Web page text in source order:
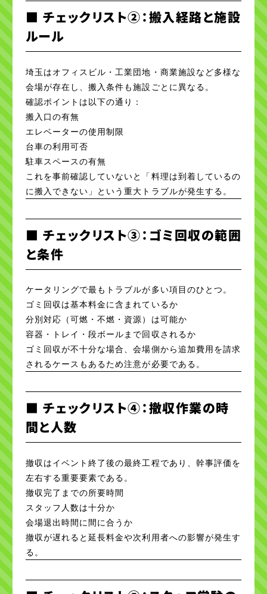
■ チェックリスト②：搬入経路と施設
ルール
埼玉はオフィスビル・工業団地・商業施設など多様な
会場が存在し、搬入条件も施設ごとに異なる。
確認ポイントは以下の通り：
搬入口の有無
エレベーターの使用制限
台車の利用可否
駐車スペースの有無
これを事前確認していないと「料理は到着しているの
に搬入できない」という重大トラブルが発生する。
■ チェックリスト③：ゴミ回収の範囲
と条件
ケータリングで最もトラブルが多い項目のひとつ。
ゴミ回収は基本料金に含まれているか
分別対応（可燃・不燃・資源）は可能か
容器・トレイ・段ボールまで回収されるか
ゴミ回収が不十分な場合、会場側から追加費用を請求
されるケースもあるため注意が必要である。
■ チェックリスト④：撤収作業の時
間と人数
撤収はイベント終了後の最終工程であり、幹事評価を
左右する重要要素である。
撤収完了までの所要時間
スタッフ人数は十分か
会場退出時間に間に合うか
撤収が遅れると延長料金や次利用者への影響が発生す
る。